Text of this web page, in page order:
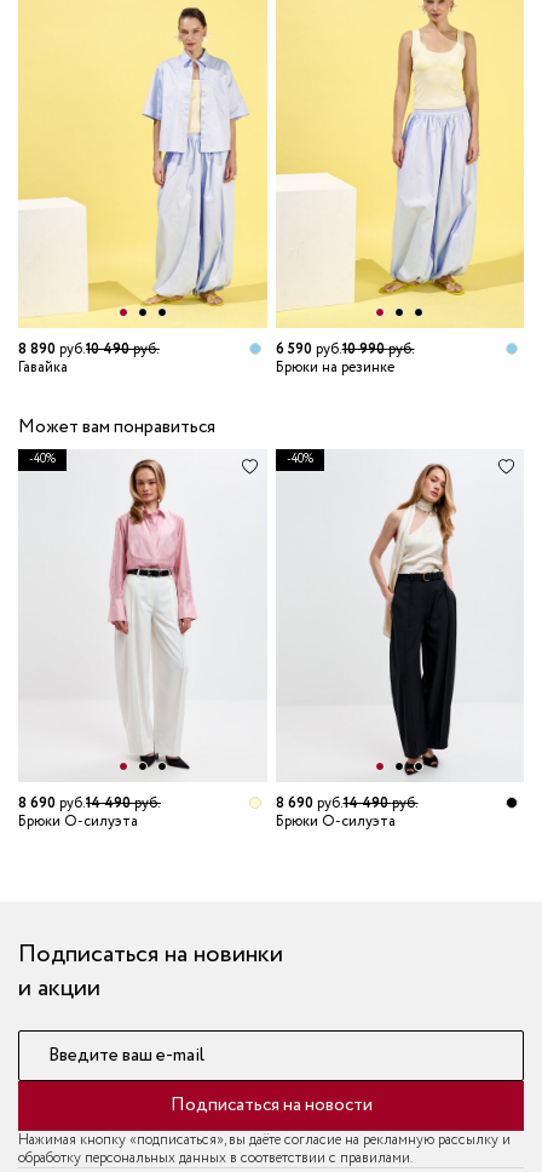
8 890руб.10 490руб.
Гавайка
6 590руб.10 990руб.
Брюки на резинке
Может вам понравиться
-40%
8 690руб.14 490руб.
Брюки О-силуэта
-40%
8 690руб.14 490руб.
Брюки О-силуэта
Подписаться на новинки
и акции
Введите ваш e-mail
Подписаться на новости
Нажимая кнопку «подписаться», вы даёте согласие на рекламную рассылку и
обработку персональных данных в соответствии с правилами.